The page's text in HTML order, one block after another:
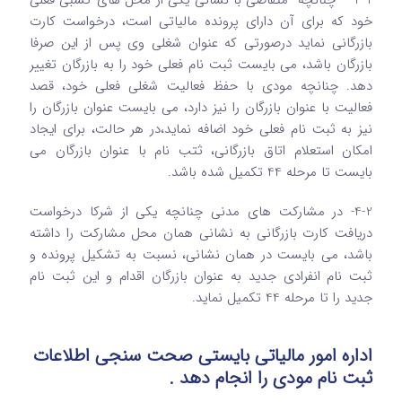
خود که برای آن دارای پرونده مالیاتی است، درخواست کارت
بازرگانی نماید درصورتی که عنوان شغلی وی پس از این صرفا
بازرگان باشد، می بایست ثبت نام فعلی خود را به بازرگان تغییر
دهد. چنانچه مودی با حفظ فعالیت شغلی فعلی خود، قصد
فعالیت با عنوان بازرگان را نیز دارد، می بایست عنوان بازرگان را
نیز به ثبت نام فعلی خود اضافه نماید،در هر حالت، برای ایجاد
امکان استعلام اتاق بازرگانی، ثتب نام با عنوان بازرگان می
بایست تا مرحله 44 تکمیل شده باشد.
4-2- در مشارکت های مدنی چنانچه یکی از شرکا درخواست
دریافت کارت بازرگانی به نشانی همان محل مشارکت را داشته
باشد، می بایست در همان نشانی، نسبت به تشکیل پرونده و
ثبت نام انفرادی جدید به عنوان بازرگان اقدام و این ثبت نام
جدید را تا مرحله 44 تکمیل نماید.
اداره امور مالیاتی بایستی صحت سنجی اطلاعات
ثبت نام مودی را انجام دهد .